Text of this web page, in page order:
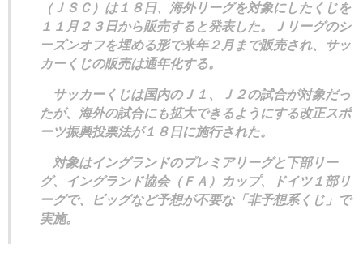
（ＪＳＣ）は１８日、海外リーグを対象にしたくじを
１１月２３日から販売すると発表した。Ｊリーグのシ
ーズンオフを埋める形で来年２月まで販売され、サッ
カーくじの販売は通年化する。
サッカーくじは国内のＪ１、Ｊ２の試合が対象だっ
たが、海外の試合にも拡大できるようにする改正スポ
ーツ振興投票法が１８日に施行された。
対象はイングランドのプレミアリーグと下部リー
グ、イングランド協会（ＦＡ）カップ、ドイツ１部リ
ーグで、ビッグなど予想が不要な「非予想系くじ」で
実施。